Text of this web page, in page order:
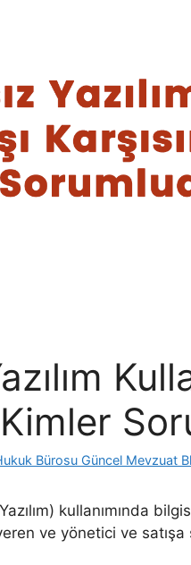
Kimler
Bürosu Güncel Mevzuat
kullanımında
ve yönetici ve